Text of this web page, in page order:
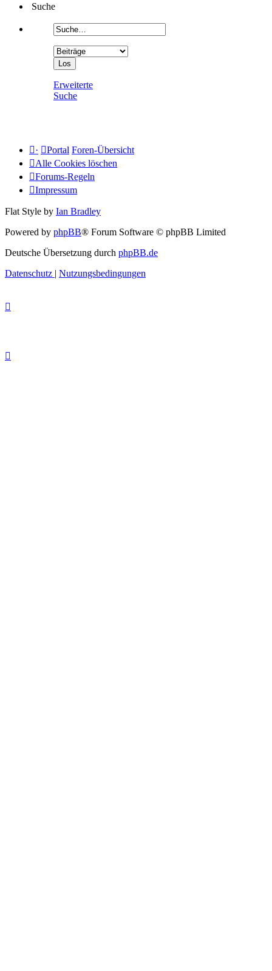
Suche
Erweiterte
Suche
· Portal Foren-Übersicht
Alle Cookies löschen
Forums-Regeln
Impressum
Flat Style by Ian Bradley
Powered by phpBB® Forum Software © phpBB Limited
Deutsche Übersetzung durch phpBB.de
Datenschutz | Nutzungsbedingungen